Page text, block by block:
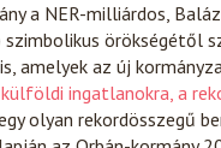
a NER-milliárdos,
örökségétől
amelyek az új
ingatlanokra, a
olyan rekordösszegű